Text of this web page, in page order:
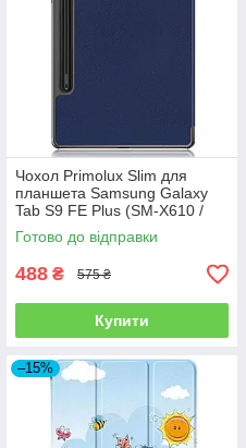
Чохол Primolux Slim для
планшета Samsung Galaxy
Tab S9 FE Plus (SM-X610 /
SM-X616) 12.4" - Dark Blue
Готово до відправки
488 ₴ 575 ₴
Купити
–15%